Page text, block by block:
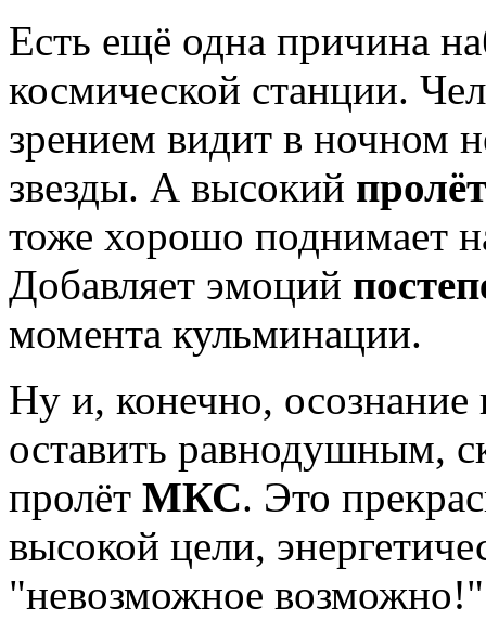
Есть ещё одна причина
космической станции.
зрением видит в ночном
звезды. А высокий
тоже хорошо поднимает
Добавляет эмоций
момента кульминации.
Ну и, конечно, осознание
оставить равнодушным,
пролёт МКС. Это
высокой цели,
"невозможное возможно!"